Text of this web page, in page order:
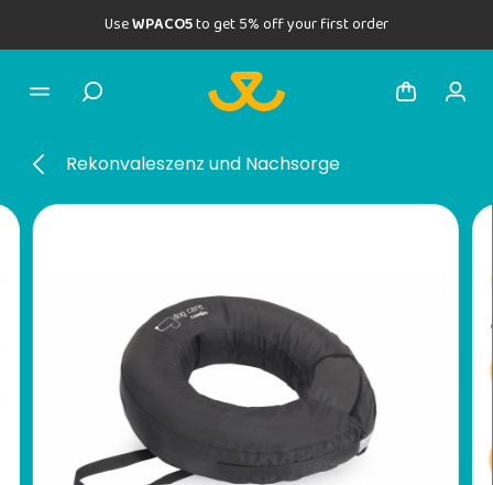
UseWPACO5to get 5% off your first order
Rekonvaleszenz und Nachsorge